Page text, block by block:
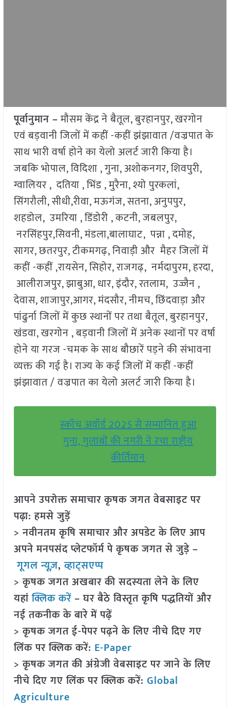
पूर्वानुमान –मौसम केंद्र ने बैतूल, बुरहानपुर, खरगोन
एवं बड़वानी जिलों में कहीं -कहीं झंझावात /वज्रपात के
साथ भारी वर्षा होने का येलो अलर्ट जारी किया है।
जबकि भोपाल, विदिशा , गुना, अशोकनगर, शिवपुरी,
ग्वालियर , दतिया , भिंड , मुरैना, श्यो पुरकलां,
सिंगरौली, सीधी,रीवा, मऊगंज, सतना, अनुपपुर,
शहडोल, उमरिया , डिंडोरी , कटनी, जबलपुर,
नरसिंहपुर,सिवनी, मंडला,बालाघाट, पन्ना , दमोह,
सागर, छतरपुर, टीकमगढ़, निवाड़ी और मैहर जिलों में
कहीं -कहीं ,रायसेन, सिहोर, राजगढ़, नर्मदापुरम, हरदा,
आलीराजपुर, झाबुआ, धार, इंदौर, रतलाम, उज्जैन ,
देवास, शाजापुर,आगर, मंदसौर, नीमच, छिंदवाड़ा और
पांढुर्ना जिलों में कुछ स्थानों पर तथा बैतूल, बुरहानपुर,
खंडवा, खरगोन , बड़वानी जिलों में अनेक स्थानों पर वर्षा
होने या गरज -चमक के साथ बौछारें पड़ने की संभावना
व्यक्त की गई है। राज्य के कई जिलों में कहीं -कहीं
झंझावात / वज्रपात का येलो अलर्ट जारी किया है।
स्कॉच अवॉर्ड 2025 से सम्मानित हुआ
गुना, गुलाबों की नगरी ने रचा राष्ट्रीय
कीर्तिमान
आपने उपरोक्त समाचार कृषक जगत वेबसाइट पर
पढ़ा: हमसे जुड़ें
> नवीनतम कृषि समाचार और अपडेट के लिए आप
अपने मनपसंद प्लेटफॉर्म पे कृषक जगत से जुड़े –
गूगल न्यूज़,व्हाट्सएप्प
> कृषक जगत अखबार की सदस्यता लेने के लिए
यहांक्लिक करें– घर बैठे विस्तृत कृषि पद्धतियों और
नई तकनीक के बारे में पढ़ें
> कृषक जगत ई-पेपर पढ़ने के लिए नीचे दिए गए
लिंक पर क्लिक करें: E-Paper
> कृषक जगत की अंग्रेजी वेबसाइट पर जाने के लिए
नीचे दिए गए लिंक पर क्लिक करें: Global
Agriculture